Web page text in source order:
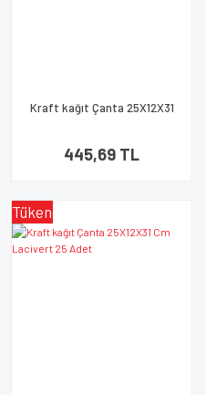
Kraft kağıt Çanta 25X12X31
445,69 TL
Tükendi